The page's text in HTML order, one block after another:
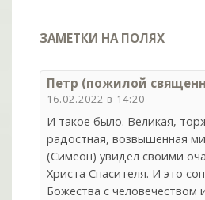
ЗАМЕТКИ НА ПОЛЯХ
Петр (пожилой
16.02.2022 в 14:20
И такое было. Великая,
радостная, возвышенная
(Симеон) увидел своими
Христа Спасителя. И это
Божества с человечеством